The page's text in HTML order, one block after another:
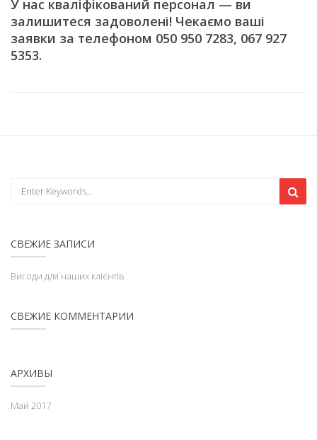
У нас кваліфікований персонал — ви
залишитеся задоволені! Чекаємо ваші
заявки за телефоном 050 950 7283, 067 927
5353.
СВЕЖИЕ ЗАПИСИ
Вигоди для наших клієнтів
СВЕЖИЕ КОММЕНТАРИИ
АРХИВЫ
Май 2017